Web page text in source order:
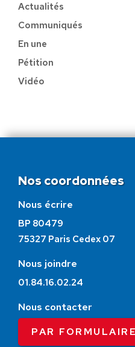
Actualités
Communiqués
En une
Pétition
Vidéo
Nos coordonnées
Nous écrire
BP 80479
75327 Paris Cedex 07
Nous joindre
01.84.16.02.24
Nous contacter
PAR FORMULAIRE